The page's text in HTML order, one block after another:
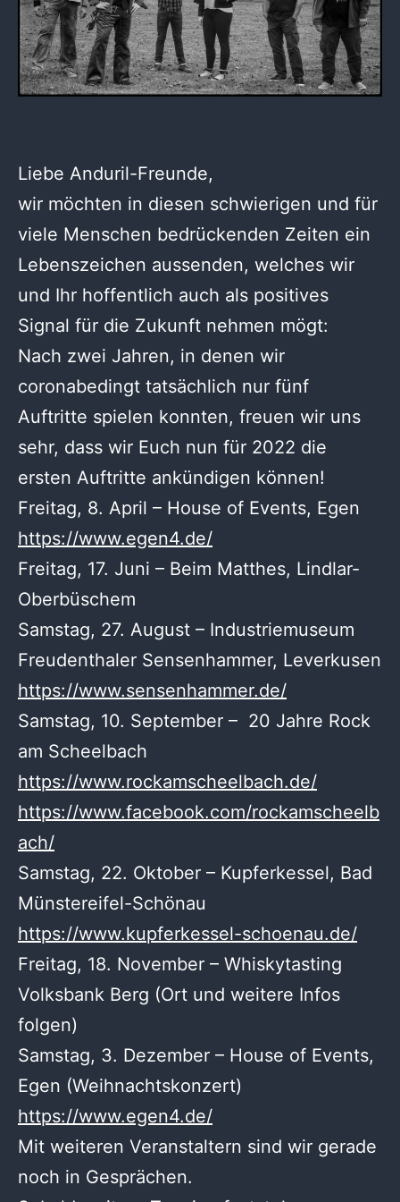
Liebe Anduril-Freunde,
wir möchten in diesen schwierigen und für
viele Menschen bedrückenden Zeiten ein
Lebenszeichen aussenden, welches wir
und Ihr hoffentlich auch als positives
Signal für die Zukunft nehmen mögt:
Nach zwei Jahren, in denen wir
coronabedingt tatsächlich nur fünf
Auftritte spielen konnten, freuen wir uns
sehr, dass wir Euch nun für 2022 die
ersten Auftritte ankündigen können!
Freitag, 8. April – House of Events, Egen
https://www.egen4.de/
Freitag, 17. Juni – Beim Matthes, Lindlar-
Oberbüschem
Samstag, 27. August – Industriemuseum
Freudenthaler Sensenhammer, Leverkusen
https://www.sensenhammer.de/
Samstag, 10. September – 20 Jahre Rock
am Scheelbach
https://www.rockamscheelbach.de/
https://www.facebook.com/rockamscheelb
ach/
Samstag, 22. Oktober – Kupferkessel, Bad
Münstereifel-Schönau
https://www.kupferkessel-schoenau.de/
Freitag, 18. November – Whiskytasting
Volksbank Berg (Ort und weitere Infos
folgen)
Samstag, 3. Dezember – House of Events,
Egen (Weihnachtskonzert)
https://www.egen4.de/
Mit weiteren Veranstaltern sind wir gerade
noch in Gesprächen.